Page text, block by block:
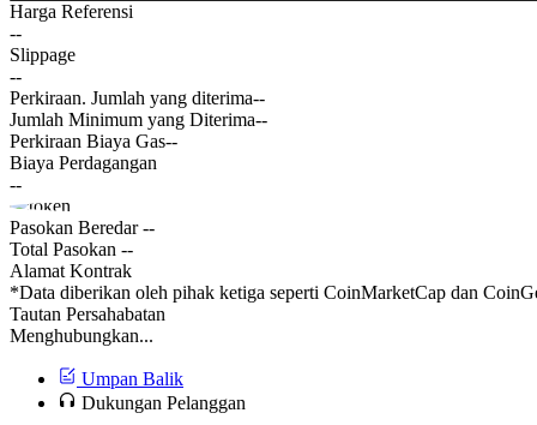
Harga Referensi
--
Slippage
--
Perkiraan. Jumlah yang diterima--
Jumlah Minimum yang Diterima--
Perkiraan Biaya Gas--
Biaya Perdagangan
--
Pasokan Beredar--
Total Pasokan --
Alamat Kontrak
*Data diberikan oleh pihak ketiga seperti CoinMarketCap dan
Tautan Persahabatan
Menghubungkan...
Umpan Balik
Dukungan Pelanggan